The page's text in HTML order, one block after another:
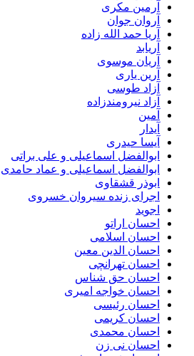
آرمین مکری
آروان جوان
آریا حمد الله زاده
آریابد
آریان موسوی
آرین یاری
آزاد طوسی
آزاد نیرومندزاده
آمین
آیدار
آیسا حیدری
ابوالفضل اسماعیلی و علی براتی
ابوالفضل اسماعیلی و عماد حامدی
ابوذر قشقاوی
اجرای زنده سیروان خسروی
اجوید
احسان اراتو
احسان اسلامی
احسان الدین معین
احسان تهرانچی
احسان حق شناس
احسان خواجه امیری
احسان رئیسی
احسان کریمی
احسان محمدی
احسان نی زن